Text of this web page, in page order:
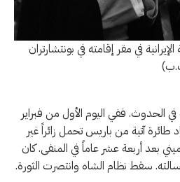
في مقر إقامته في بونتشارتران
الحدوث. ففي اليوم الأول من فبراير
آتية من باريس تحمل زائراً غير
بعد أربعة عشر عاماً في المنفى. كان
سقط نظام الشاه وانتصرت الثورة.